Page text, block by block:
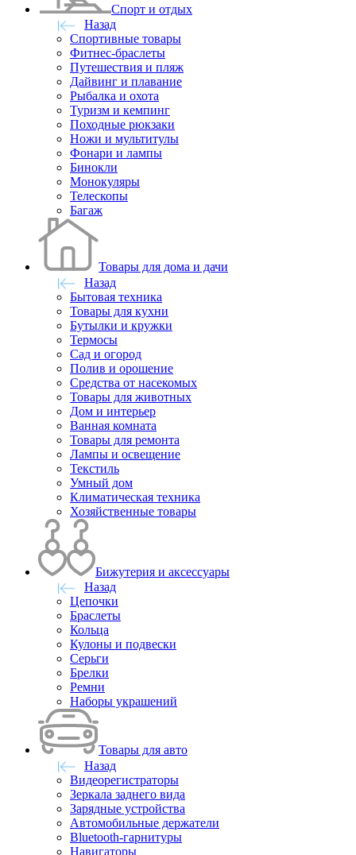
Спорт и отдых
Назад
Спортивные товары
Фитнес-браслеты
Путешествия и пляж
Дайвинг и плавание
Рыбалка и охота
Туризм и кемпинг
Походные рюкзаки
Ножи и мультитулы
Фонари и лампы
Бинокли
Монокуляры
Телескопы
Багаж
Товары для дома и дачи
Назад
Бытовая техника
Товары для кухни
Бутылки и кружки
Термосы
Сад и огород
Полив и орошение
Средства от насекомых
Товары для животных
Дом и интерьер
Ванная комната
Товары для ремонта
Лампы и освещение
Текстиль
Умный дом
Климатическая техника
Хозяйственные товары
Бижутерия и аксессуары
Назад
Цепочки
Браслеты
Кольца
Кулоны и подвески
Серьги
Брелки
Ремни
Наборы украшений
Товары для авто
Назад
Видеорегистраторы
Зеркала заднего вида
Зарядные устройства
Автомобильные держатели
Bluetooth-гарнитуры
Навигаторы